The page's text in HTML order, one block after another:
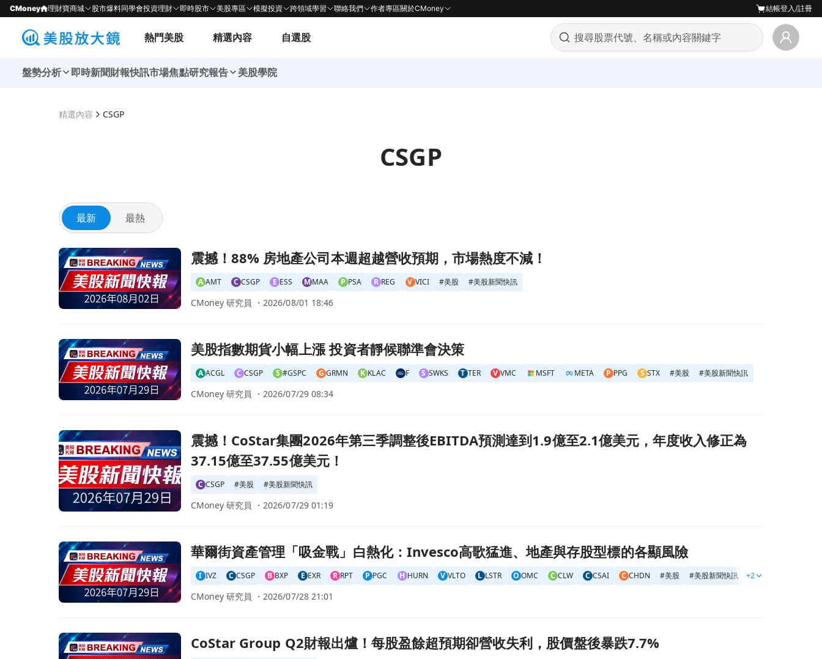
CMoney 理財寶商城 股市爆料同學會投資理財 即時股市 美股專區 模擬投資 跨領域學習 聯絡我們 作者專區關於CMoney 結帳登入/註冊
熱門美股 精選內容 自選股
盤勢分析 即時新聞財報快訊市場焦點研究報告 美股學院
精選內容 CSGP
CSGP
最新 最熱
前往震撼！88% 房地產公司本週超越營收預期，市場熱度不減！頁面
震撼！88% 房地產公司本週超越營收預期，市場熱度不減！
A AMT C CSGP E ESS MMAA P PSA R REG V VICI #美股 #美股新聞快訊
CMoney 研究員 ・2026/08/01 18:46
前往美股指數期貨小幅上漲 投資者靜候聯準會決策頁面美股指數期貨小幅上漲 投資者靜候聯準會決策
A ACGL C CSGP S #GSPC G GRMN K KLAC F S SWKS T TER V VMC MSFT META P PPG S STX #美股 #美股新聞快訊
CMoney 研究員 ・2026/07/29 08:34
前往震撼！CoStar集團2026年第三季調整後EBITDA預測達到1.9億至2.1億美元，年度收入修正為37.15億至37.55億美元！頁面
震撼！CoStar集團2026年第三季調整後EBITDA預測達到1.9億至2.1億美元，年度收入修正為
37.15億至37.55億美元！
C CSGP #美股 #美股新聞快訊
CMoney 研究員 ・2026/07/29 01:19
前往華爾街資產管理「吸金戰」白熱化：Invesco高歌猛進、地產與存股型標的各顯風險頁面
華爾街資產管理「吸金戰」白熱化：Invesco高歌猛進、地產與存股型標的各顯風險
I IVZ C CSGP B BXP E EXR R RPT P PGC H HURN V VLTO L LSTR OOMC C CLW C CSAI C CHDN #美股 #美股新聞快訊 #美股精選新聞
+2
CMoney 研究員 ・2026/07/28 21:01
前往CoStar Group Q2財報出爐！每股盈餘超預期卻營收失利，股價盤後暴跌7.7%頁面
CoStar Group Q2財報出爐！每股盈餘超預期卻營收失利，股價盤後暴跌7.7%